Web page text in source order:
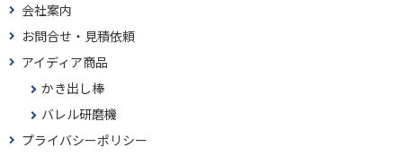
会社案内
お問合せ・見積依頼
アイディア商品
かき出し棒
バレル研磨機
プライバシーポリシー